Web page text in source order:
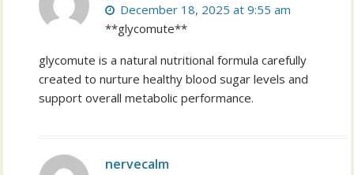
December 18, 2025 at 9:55 am
**glycomute**
glycomute is a natural nutritional formula carefully
created to nurture healthy blood sugar levels and
support overall metabolic performance.
nervecalm